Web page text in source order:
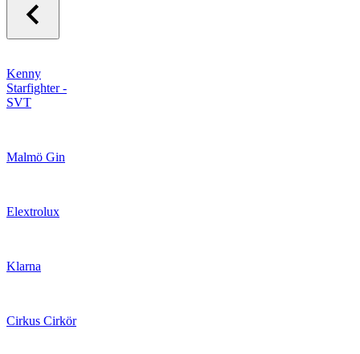
Kenny
Starfighter -
SVT
Malmö Gin
Elextrolux
Klarna
Cirkus Cirkör